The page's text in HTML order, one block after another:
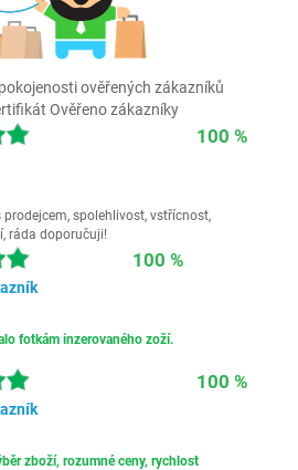
ověřených zákazníků
Ověřeno zákazníky
100 %
spolehlivost, vstřícnost,
ráda doporučuji!
100 %
fotkám inzerovaného zoží.
100 %
zboží, rozumné ceny, rychlost